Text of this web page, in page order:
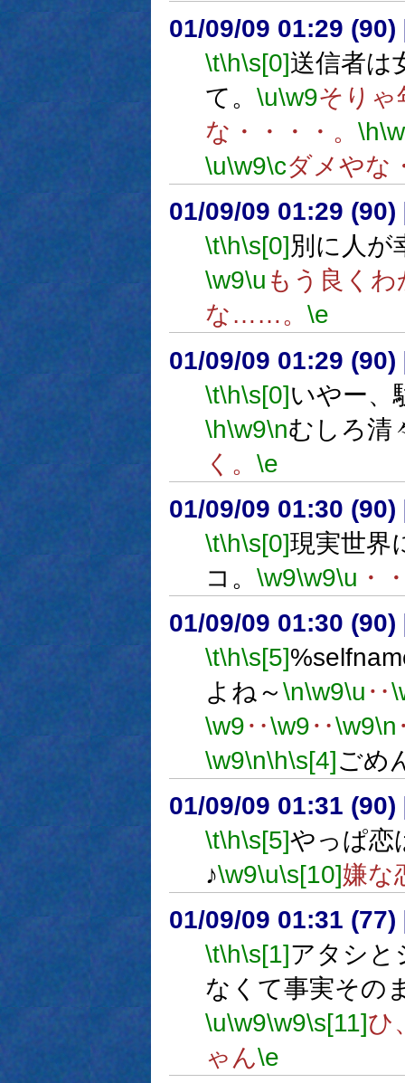
01/09/09 01:29 (90)
\t\h\s[0]送信者は
て。 \u\w9そりゃ
な・・・・。 \h
\u\w9\cダメやな
01/09/09 01:29 (90)
\t\h\s[0] 別に人が
\w9\u もう良く
な……。 \e
01/09/09 01:29 (90)
\t\h\s[0]いやー、
\h\w9\nむしろ清
く。 \e
01/09/09 01:30 (90)
\t\h\s[0]現実世界
コ。 \w9\w9\u ・
01/09/09 01:30 (90)
\t\h\s[5]
よね～\n\w9\u ‥
\w9‥\w9‥\w9\n
\w9\n\h\s[4]ごめ
01/09/09 01:31 (90)
\t\h\s[5]やっぱ恋
♪\w9\u\s[10]嫌
01/09/09 01:31 (77)
\t\h\s[1]アタシと
なくて事実その
\u\w9\w9\s[11]ひ
ゃん\e